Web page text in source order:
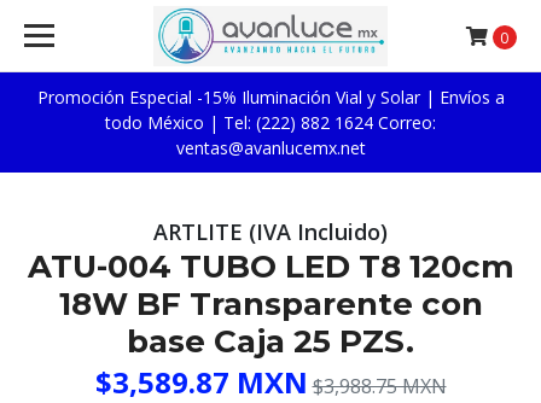
Promoción Especial -15% Iluminación Vial y Solar | Envíos a
todo México | Tel: (222) 882 1624 Correo:
ventas@avanlucemx.net
0
ARTLITE (IVA Incluido)
ATU-004 TUBO LED T8 120cm
18W BF Transparente con
base Caja 25 PZS.
$3,589.87 MXN $3,988.75 MXN